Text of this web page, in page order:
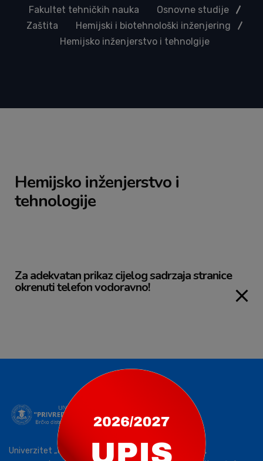
Fakultet tehničkih nauka
Osnovne studije
Zaštita
Hemijski i biotehnološki inženjering
Hemijsko inženjerstvo i tehnolgije
Hemijsko inženjerstvo i
tehnologije
Za adekvatan prikaz cijelog sadrzaja stranice
okrenuti telefon vodoravno!​
Univerzitet „Privredna akademija“ Brčko distrikt BiH,